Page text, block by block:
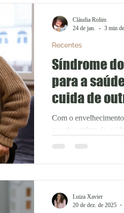
síntese de proteína
Síndrome
para a
cuida de
Com o
que dependem de
impactos significativos
quadro é conhecido
Recentes
Cláudia Rolim
24 de jan.
3 min
Luiza Xavier
20 de dez. de 2025